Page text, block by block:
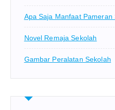
Apa Saja Manfaat Pameran
Novel Remaja Sekolah
Gambar Peralatan Sekolah